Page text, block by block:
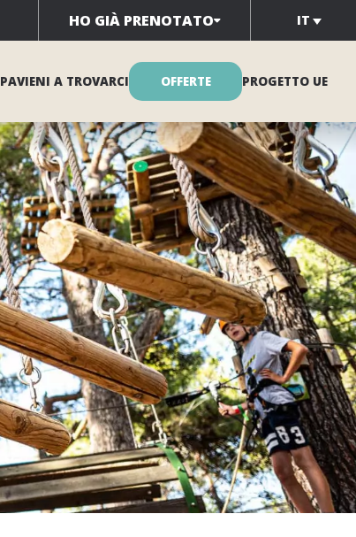
HO GIÀ PRENOTATO IT
VIENI A TROVARCI OFFERTE PROGETTO UE